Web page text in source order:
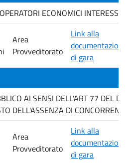
ECONOMICI
Area
Provveditorato
Link alla
documentazione
di gara
AI SENSI DELL'ART 77 DEL D
DELL'ASSENZA DI
Area
Provveditorato
Link alla
documentazione
di gara